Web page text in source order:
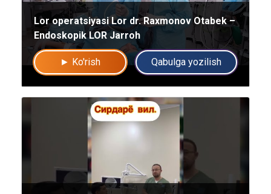
Lor operatsiyasi Lor dr. Raxmonov Otabek –
Endoskopik LOR Jarroh
► Ko'rish Qabulga yozilish
Umumiy chatimizga yozing
Mutaxassislar
Bizning shifokorlarimiz sizga maslahat berishdan xursand bo'lishadi!
Mutaxassisga yozing yo'q rahmat